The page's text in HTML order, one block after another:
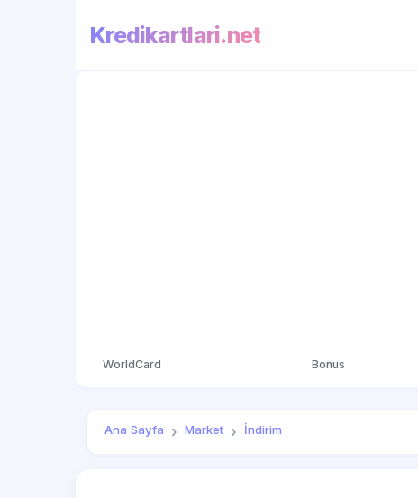
Kredikartlari.net
WorldCard Bonus
Ana Sayfa Market İndirim